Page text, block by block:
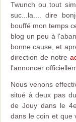
Twunch ou tout
suc...la.... dire
bouffé mon temps
blog un peu à
bonne cause, et
direction de notre
l'annoncer
Nous venons
situé à deux pas
de Jouy dans le
dans le coin et que